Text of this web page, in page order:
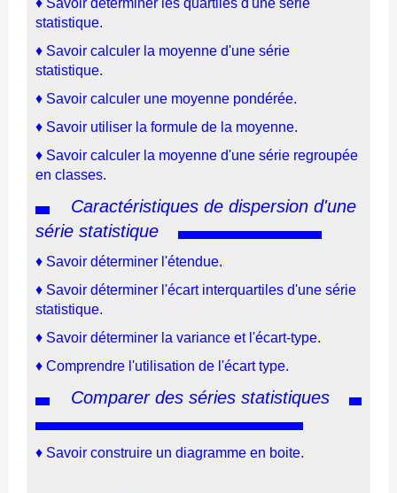
♦ Savoir déterminer les quartiles d'une série
statistique.
♦ Savoir calculer la moyenne d'une série
statistique.
♦ Savoir calculer une moyenne pondérée.
♦ Savoir utiliser la formule de la moyenne.
♦ Savoir calculer la moyenne d'une série regroupée
en classes.
Caractéristiques de dispersion d'une
série statistique
♦ Savoir déterminer l'étendue.
♦ Savoir déterminer l'écart interquartiles d'une série
statistique.
♦ Savoir déterminer la variance et l'écart-type.
♦ Comprendre l'utilisation de l'écart type.
Comparer des séries statistiques
♦ Savoir construire un diagramme en boite.